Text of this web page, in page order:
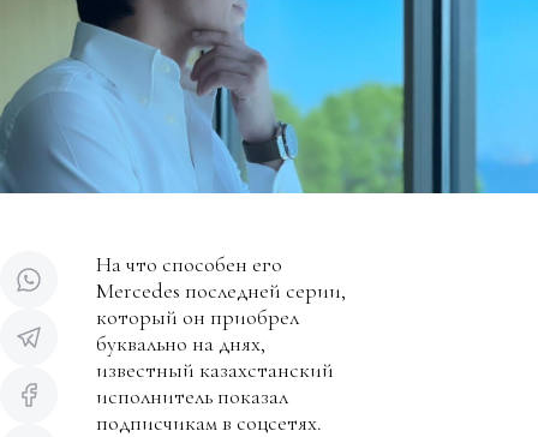
На что способен его
Mercedes последней серии,
который он приобрел
буквально на днях,
известный казахстанский
исполнитель показал
подписчикам в соцсетях.